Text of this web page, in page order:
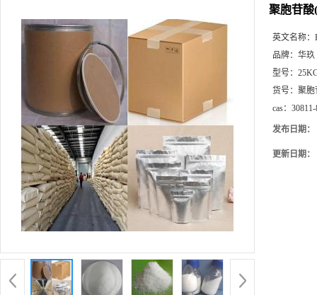
聚胞苷酸
英文名称：
品牌： 华玖
型号：
货号： 聚胞
cas：
发布日期：
更新日期：